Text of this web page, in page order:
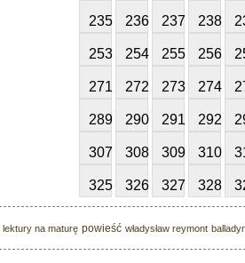
235 236 237 238
253 254 255 256
271 272 273 274
289 290 291 292
307 308 309 310
325 326 327 328
lektury na maturę powieść władysław reymont